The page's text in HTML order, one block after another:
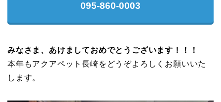
095-860-0003
みなさま、あけましておめでとうございます！！！
本年もアクアペット長崎をどうぞよろしくお願いいた
します。